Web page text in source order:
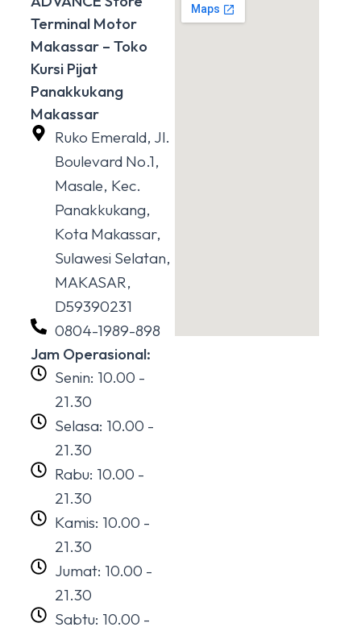
Terminal Motor
Makassar – Toko
Kursi Pijat
Panakkukang
Makassar
Ruko Emerald, Jl.
Boulevard No.1,
Masale, Kec.
Panakkukang,
Kota Makassar,
Sulawesi Selatan,
MAKASAR,
D59390231
0804-1989-898
Jam Operasional:
Senin: 10.00 -
21.30
Selasa: 10.00 -
21.30
Rabu: 10.00 -
21.30
Kamis: 10.00 -
21.30
Jumat: 10.00 -
21.30
Sabtu: 10.00 -